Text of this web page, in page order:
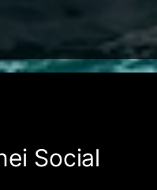
Social